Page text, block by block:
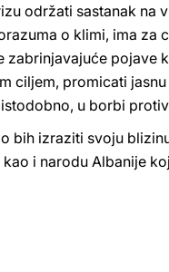
održati sastanak na
o klimi, ima
zabrinjavajuće pojave
ciljem, promicati
u borbi
bih izraziti svoju
i narodu Albanije